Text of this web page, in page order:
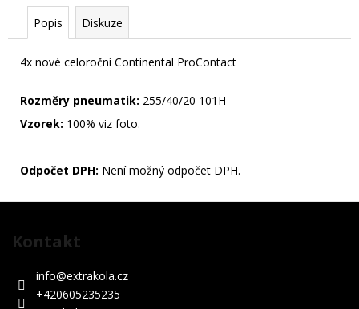
Popis Diskuze
4x nové celoroční Continental ProContact
Rozměry pneumatik: 255/40/20 101H
Vzorek: 100% viz foto.
Odpočet DPH: Není možný odpočet DPH.
Kč
Kontakt
info@extrakola.cz
+420605235235